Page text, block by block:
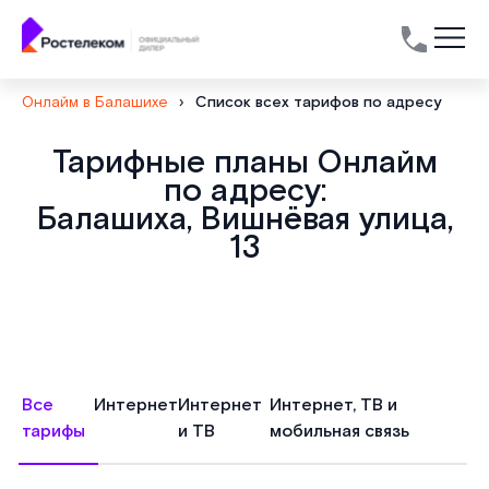
Онлайм в Балашихе › Список всех тарифов по адресу
Тарифные планы Онлайм
по адресу:
Балашиха, Вишнёвая улица,
13
Все
тарифы
ИнтернетИнтернет
и ТВ
Интернет, ТВ и
мобильная связь